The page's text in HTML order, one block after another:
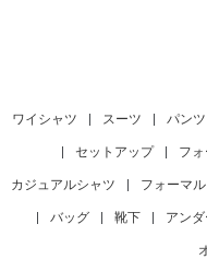
ワイシャツ スーツ パンツ
セットアップ フ
カジュアルシャツ フォーマル
バッグ 靴下 アン